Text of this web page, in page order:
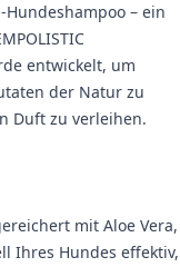
– ein
entwickelt, um
der Natur zu
Duft zu verleihen.
mit Aloe Vera,
Ihres Hundes effektiv,